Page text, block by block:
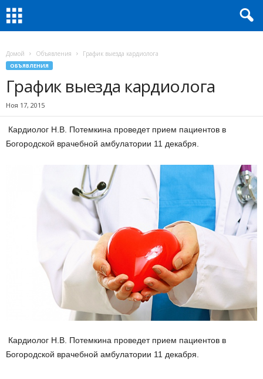
Домой Объявления График выезда кардиолога
ОБЪЯВЛЕНИЯ
График выезда кардиолога
Ноя 17, 2015
Кардиолог Н.В. Потемкина проведет прием пациентов в
Богородской врачебной амбулатории 11 декабря.
Кардиолог Н.В. Потемкина проведет прием пациентов в
Богородской врачебной амбулатории 11 декабря.